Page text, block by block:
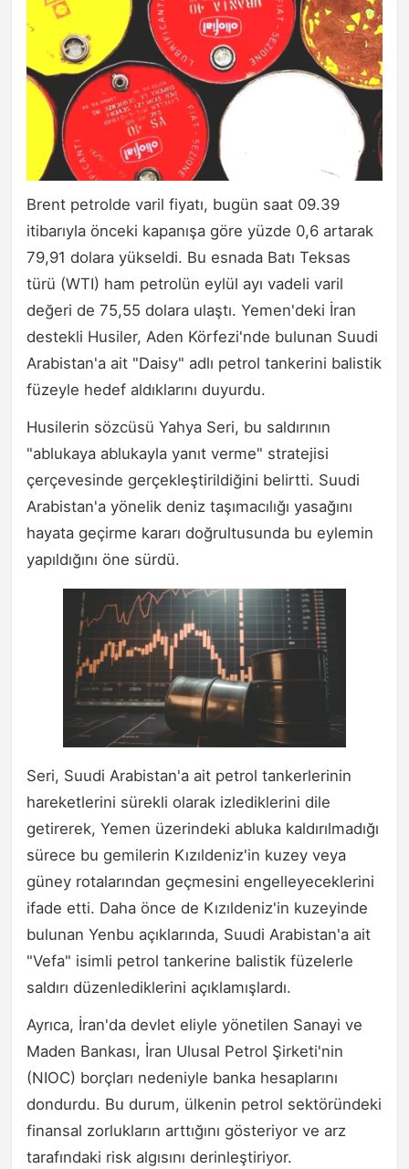
Brent petrolde varil fiyatı, bugün saat 09.39
itibarıyla önceki kapanışa göre yüzde 0,6 artarak
79,91 dolara yükseldi. Bu esnada Batı Teksas
türü (WTI) ham petrolün eylül ayı vadeli varil
değeri de 75,55 dolara ulaştı. Yemen'deki İran
destekli Husiler, Aden Körfezi'nde bulunan Suudi
Arabistan'a ait "Daisy" adlı petrol tankerini balistik
füzeyle hedef aldıklarını duyurdu.
Husilerin sözcüsü Yahya Seri, bu saldırının
"ablukaya ablukayla yanıt verme" stratejisi
çerçevesinde gerçekleştirildiğini belirtti. Suudi
Arabistan'a yönelik deniz taşımacılığı yasağını
hayata geçirme kararı doğrultusunda bu eylemin
yapıldığını öne sürdü.
Seri, Suudi Arabistan'a ait petrol tankerlerinin
hareketlerini sürekli olarak izlediklerini dile
getirerek, Yemen üzerindeki abluka kaldırılmadığı
sürece bu gemilerin Kızıldeniz'in kuzey veya
güney rotalarından geçmesini engelleyeceklerini
ifade etti. Daha önce de Kızıldeniz'in kuzeyinde
bulunan Yenbu açıklarında, Suudi Arabistan'a ait
"Vefa" isimli petrol tankerine balistik füzelerle
saldırı düzenlediklerini açıklamışlardı.
Ayrıca, İran'da devlet eliyle yönetilen Sanayi ve
Maden Bankası, İran Ulusal Petrol Şirketi'nin
(NIOC) borçları nedeniyle banka hesaplarını
dondurdu. Bu durum, ülkenin petrol sektöründeki
finansal zorlukların arttığını gösteriyor ve arz
tarafındaki risk algısını derinleştiriyor.